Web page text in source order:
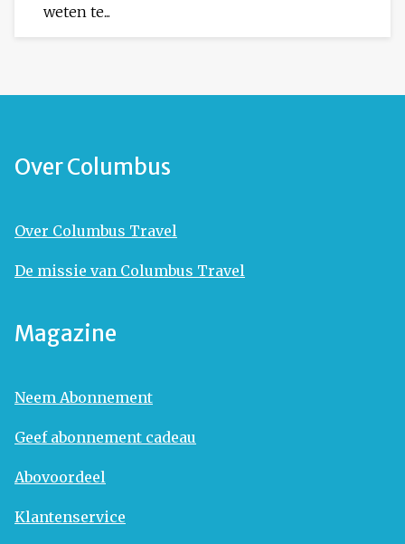
weten te...
Over Columbus
Over Columbus Travel
De missie van Columbus Travel
Magazine
Neem Abonnement
Geef abonnement cadeau
Abovoordeel
Klantenservice